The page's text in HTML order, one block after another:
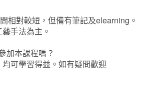
相對較短，但備有筆記及elearning。
手法為主。
加本課程嗎？
可學習得益。如有疑問歡迎